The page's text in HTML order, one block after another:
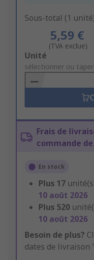
Sous-total (1
5,59 €
(TVA exclue)
Add
to
Basket
Unité
sélectionner ou
Frais de
commande de
En stock
Plus 17
10 août 2026
Plus 520
10 août 2026
Besoin de plus?
dates de livraison